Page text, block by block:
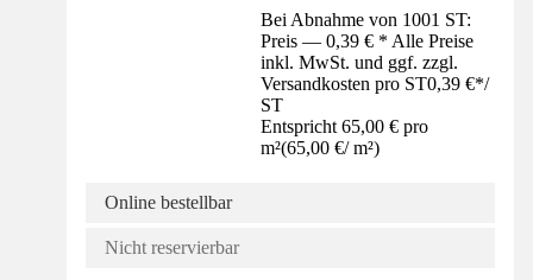
Bei Abnahme von 1001 ST:
Preis — 0,39 € * Alle Preise
inkl. MwSt. und ggf. zzgl.
Versandkosten pro ST0,39 €*/
ST
Entspricht 65,00 € pro
m²(65,00 €/ m²)
Online bestellbar
Nicht reservierbar